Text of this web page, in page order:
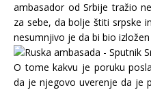
ambasador od Srbije tražio
za sebe, da bolje štiti srpske
nesumnjivo je da bi bio
O tome kakvu je poruku
da je njegovo uverenje da je